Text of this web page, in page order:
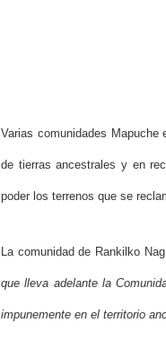
Varias comunidades Mapuche
de tierras ancestrales y en
poder los terrenos que se
La comunidad de Rankilko
que lleva adelante la
impunemente en el territorio